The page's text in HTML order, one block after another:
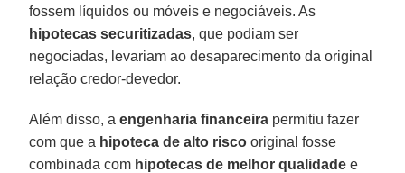
fossem líquidos ou móveis e negociáveis. As
hipotecas securitizadas, que podiam ser
negociadas, levariam ao desaparecimento da original
relação credor-devedor.
Além disso, aengenharia financeira permitiu fazer
com que a hipoteca de alto risco original fosse
combinada com hipotecas de melhor qualidade e